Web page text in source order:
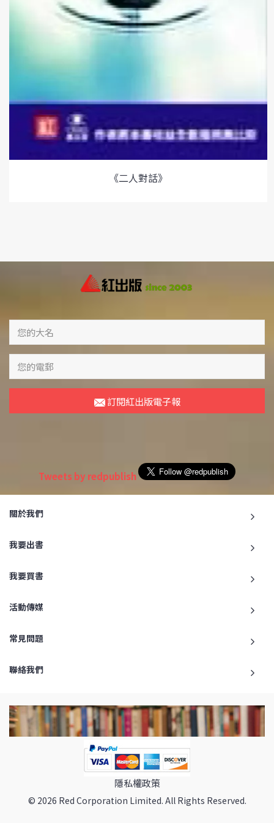
《二人對話》
訂閱紅出版電子報
Tweets by redpublish
關於我們
我要出書
我要買書
活動傳媒
常見問題
聯絡我們
隱私權政策
© 2026 Red Corporation Limited. All Rights Reserved.